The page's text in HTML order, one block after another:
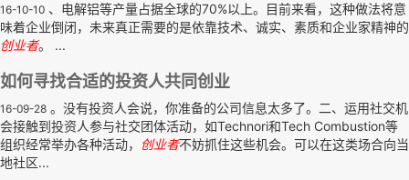
16-10-10 、电解铝等产量占据全球的70%以上。目前来看，这种做法将意
味着企业倒闭，未来真正需要的是依靠技术、诚实、素质和企业家精神的
创业者。 ...
如何寻找合适的投资人共同创业
16-09-28 。没有投资人会说，你准备的公司信息太多了。二、运用社交机
会接触到投资人参与社交团体活动，如Technori和Tech Combustion等
组织经常举办各种活动，
创业者不妨抓住这些机会。可以在这类场合向当
地社区...